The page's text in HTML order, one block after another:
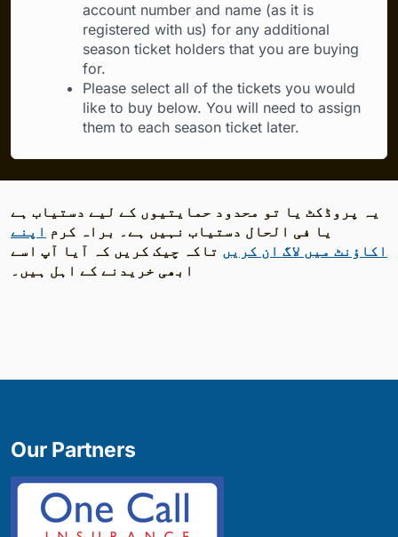
account number and name (as it is
registered with us) for any additional
season ticket holders that you are buying
for.
Please select all of the tickets you would
like to buy below. You will need to assign
them to each season ticket later.
یہ پروڈکٹ یا تو محدود حمایتیوں کے لیے دستیاب ہے
یا فی الحال دستیاب نہیں ہے۔ براہ کرم اپنے
اکاؤنٹ میں لاگ ان کریں تاکہ چیک کریں کہ آیا آپ اسے
ابھی خریدنے کے اہل ہیں۔
Our Partners